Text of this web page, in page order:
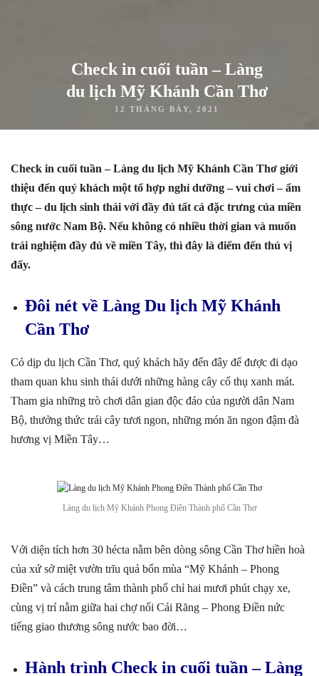
Check in cuối tuần – Làng
du lịch Mỹ Khánh Cần Thơ
12 THÁNG BẢY, 2021
Check in cuối tuần – Làng du lịch Mỹ Khánh Cần Thơ giới
thiệu đến quý khách một tổ hợp nghỉ dưỡng – vui chơi – ẩm
thực – du lịch sinh thái với đầy đủ tất cả đặc trưng của miền
sông nước Nam Bộ. Nếu không có nhiều thời gian và muốn
trải nghiệm đầy đủ về miền Tây, thì đây là điểm đến thú vị
đấy.
Đôi nét về Làng Du lịch Mỹ Khánh
Cần Thơ
Có dịp du lịch Cần Thơ, quý khách hãy đến đây để được đi dạo
tham quan khu sinh thái dưới những hàng cây cổ thụ xanh mát.
Tham gia những trò chơi dân gian độc đáo của người dân Nam
Bộ, thưởng thức trái cây tươi ngon, những món ăn ngon đậm đà
hương vị Miền Tây…
Làng du lịch Mỹ Khánh Phong Điền Thành phố Cần Thơ
Với diện tích hơn 30 hécta nằm bên dòng sông Cần Thơ hiền hoà
của xứ sở miệt vườn trĩu quả bốn mùa “Mỹ Khánh – Phong
Điền” và cách trung tâm thành phố chỉ hai mươi phút chạy xe,
cùng vị trí nằm giữa hai chợ nổi Cái Răng – Phong Điền nức
tiếng giao thương sông nước bao đời…
Hành trình Check in cuối tuần – Làng